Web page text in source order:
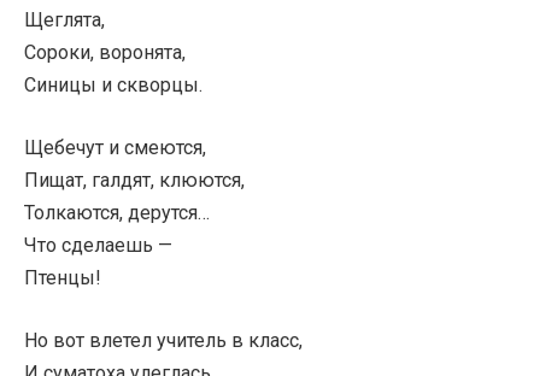
Щеглята,
Сороки, воронята,
Синицы и скворцы.
Щебечут и смеются,
Пищат, галдят, клюются,
Толкаются, дерутся…
Что сделаешь —
Птенцы!
Но вот влетел учитель в класс,